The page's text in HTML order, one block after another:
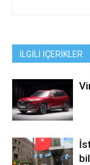
İLGİLİ İÇERİKLER